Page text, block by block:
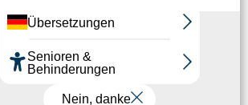
2